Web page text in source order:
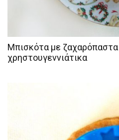
Μπισκότα με
χρηστουγεννιάτικα